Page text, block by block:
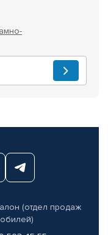
(отдел продаж